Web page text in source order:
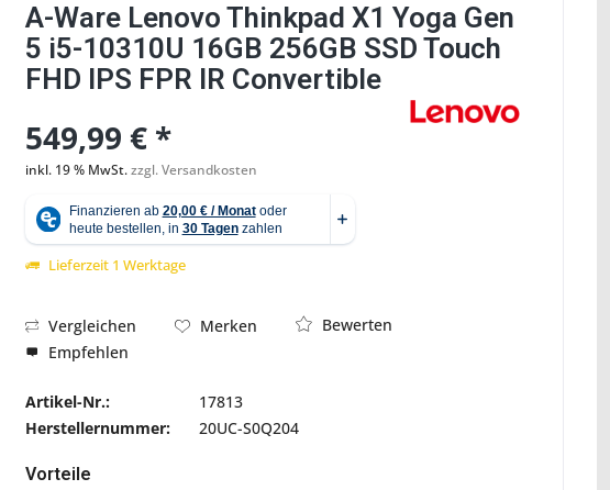
Abbildung ähnlich
A-Ware Lenovo Thinkpad X1 Yoga Gen
5 i5-10310U 16GB 256GB SSD Touch
FHD IPS FPR IR Convertible
549,99 € *
inkl. 19 % MwSt.zzgl. Versandkosten
Lieferzeit 1 Werktage
Vergleichen Merken
Bewerten
Empfehlen
Artikel-Nr.:
17813
Herstellernummer:
20UC-S0Q204
Vorteile